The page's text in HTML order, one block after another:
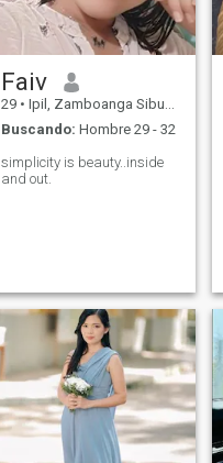
Faiv
29 • Ipil, Zamboanga Sibugay, Filipinas
Buscando: Hombre 29 - 32
simplicity is beauty..inside
and out.